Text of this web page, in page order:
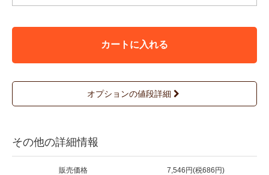
カートに入れる
オプションの値段詳細
その他の詳細情報
販売価格 7,546円(税686円)